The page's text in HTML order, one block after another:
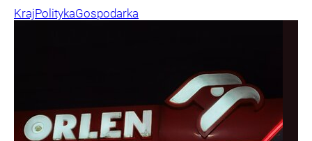
KrajPolitykaGospodarka